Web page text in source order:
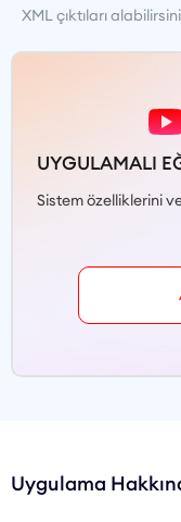
XML çıktıları
UYGULAMALI
Sistem özelliklerini
Uygulama